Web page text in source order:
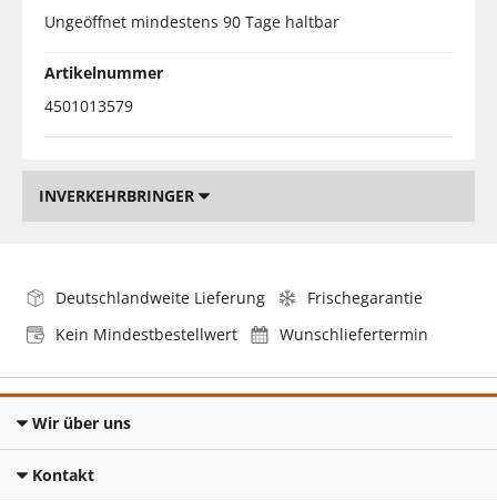
Ungeöffnet mindestens 90 Tage haltbar
Artikelnummer
4501013579
INVERKEHRBRINGER
Deutschlandweite Lieferung
Frischegarantie
Kein Mindestbestellwert
Wunschliefertermin
Wir über uns
Kontakt